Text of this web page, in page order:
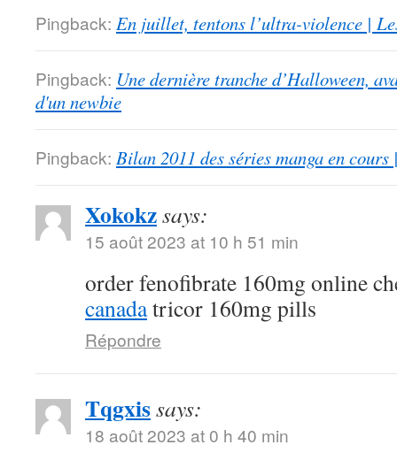
Pingback: En juillet, tentons l’ultra-violence |
Pingback: Une dernière tranche d’Halloween,
d'un newbie
Pingback: Bilan 2011 des séries manga en
Xokokzsays:
15 août 2023 at 10 h 51 min
order fenofibrate 160mg online
canadatricor 160mg pills
Répondre
Tqgxissays:
18 août 2023 at 0 h 40 min